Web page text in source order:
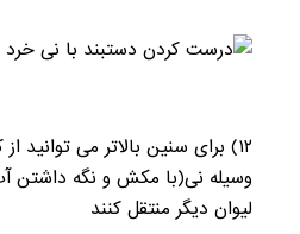
۱۲) برای سنین بالاتر می توانید
وسیله نی(با مکش و نگه داشتن
لیوان دیگر منتقل کنند